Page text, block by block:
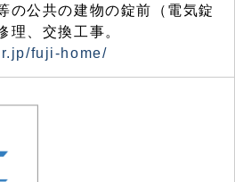
の公共の建物の錠前（電気錠
理、交換工事。
fuji-home/